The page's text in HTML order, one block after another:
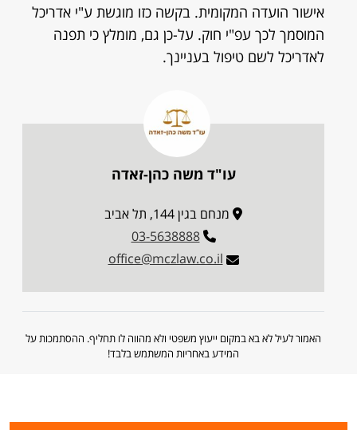
אישור הועדה המקומית. בקשה כזו מוגשת ע"י אדריכל
המוסמך לכך עפ"י חוק. על-כן גם, מומלץ כי תפנה
לאדריכל לשם טיפול בעניינך.
עו"ד משה כהן-זאדה
מנחם בגין 144, תל אביב
03-5638888
office@mczlaw.co.il
האמור לעיל לא בא במקום ייעוץ משפטי ולא מהווה לו תחליף. ההסתמכות על
המידע באחריות המשתמש בלבד!